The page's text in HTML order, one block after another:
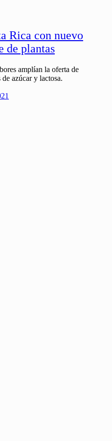
Rica con nuevo
de plantas
amplían la oferta de
azúcar y lactosa.